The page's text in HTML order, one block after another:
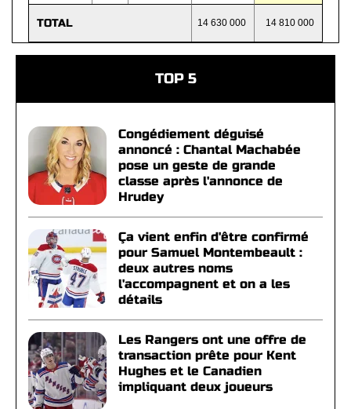
TOTAL 14 630 000 14 810 000
TOP 5
Congédiement déguisé
annoncé : Chantal Machabée
pose un geste de grande
classe après l'annonce de
Hrudey
Ça vient enfin d'être confirmé
pour Samuel Montembeault :
deux autres noms
l'accompagnent et on a les
détails
Les Rangers ont une offre de
transaction prête pour Kent
Hughes et le Canadien
impliquant deux joueurs